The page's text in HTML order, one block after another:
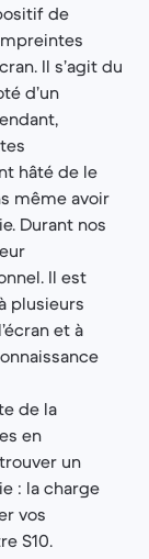
de
Il s’agit du
d’un
hâté de le
même avoir
Durant nos
Il est
plusieurs
et à
de la
en
un
: la charge
vos
S10.